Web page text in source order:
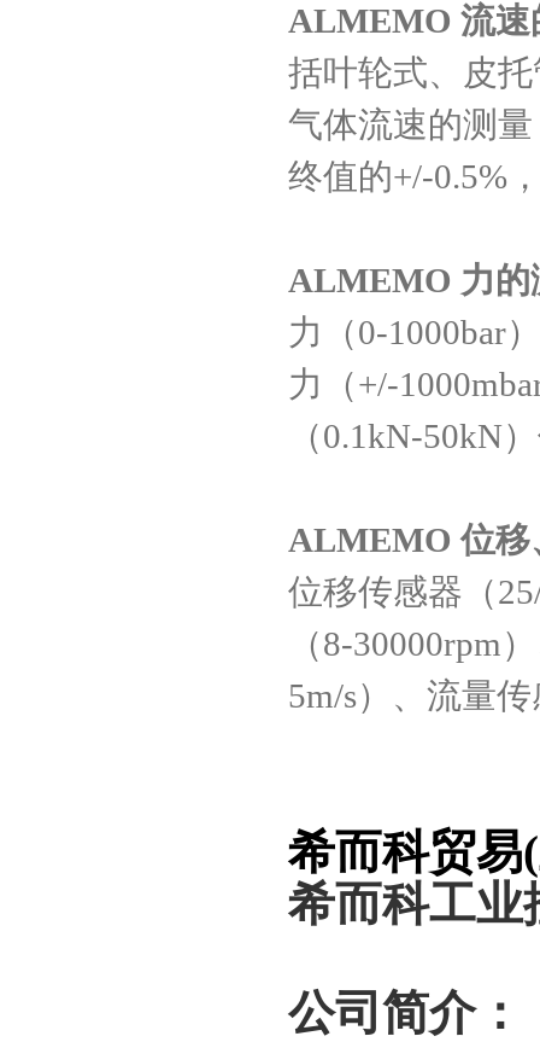
ALMEMO 流速
括叶轮式、皮
气体流速的测
终值的+/-0.5%
ALMEMO 力的
力（0-1000bar
力（+/-
（0.1kN-50kN
ALMEMO位移
位移传感器（
（8-30000rpm
5m/s）、流量
希而科贸易(
希而科工业
公司简介：